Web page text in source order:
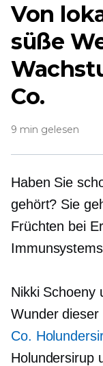
Von
süße
Co.
9 min gelesen
Haben Sie
gehört? Sie
Früchten bei
Nikki Schoeny
Wunder
Co.
Holundersirup